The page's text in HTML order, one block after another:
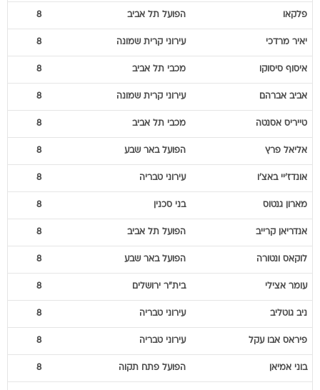
פלקאו הפועל תל אביב 8
יאיר מרדכי עירוני קרית שמונה 8
איסוף סיסוקו מכבי תל אביב 8
אביב אברהם עירוני קרית שמונה 8
טייריס אסנטה מכבי תל אביב 8
אליאל פרץ הפועל באר שבע 8
אונדז'יי באצ'ו עירוני טבריה 8
מארון גנטוס בני סכנין 8
אנדריאן קרייב הפועל תל אביב 8
לוקאס ונטורה הפועל באר שבע 8
עומר אצילי בית"ר ירושלים 8
ניב גוטליב עירוני טבריה 8
פיראס אבו עקל עירוני טבריה 8
בוני אמיאן הפועל פתח תקוה 8